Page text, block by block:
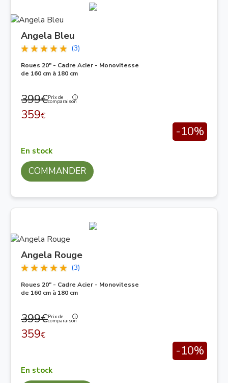
Angela Bleu
(3)
Roues 20" - Cadre Acier - Monovitesse
de 160 cm à 180 cm
399€Prix de
comparaison
359€
-10%
En stock
COMMANDER
Angela Rouge
(3)
Roues 20" - Cadre Acier - Monovitesse
de 160 cm à 180 cm
399€Prix de
comparaison
359€
-10%
En stock